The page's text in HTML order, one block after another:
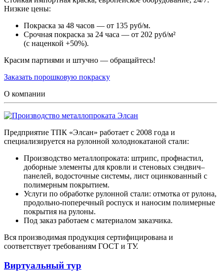
Низкие цены:
Покраска за 48 часов — от 135 руб/м.
Срочная покраска за 24 часа — от 202 руб/м²
(с наценкой +50%).
Красим партиями и штучно — обращайтесь!
Заказать порошковую покраску
О компании
Предприятие ТПК «Элсан» работает с 2008 года и
специализируется на рулонной холоднокатаной стали:
Производство металлопроката: штрипс, профнастил,
доборные элементы для кровли и стеновых сэндвич–
панелей, водосточные системы, лист оцинкованный с
полимерным покрытием.
Услуги по обработке рулонной стали: отмотка от рулона,
продольно-поперечный роспуск и наносим полимерные
покрытия на рулоны.
Под заказ работаем с материалом заказчика.
Вся производимая продукция сертифицирована и
соответствует требованиям ГОСТ и ТУ.
Виртуальный тур